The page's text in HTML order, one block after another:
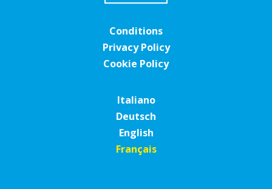
Conditions
Privacy Policy
Cookie Policy
Italiano
Deutsch
English
Français